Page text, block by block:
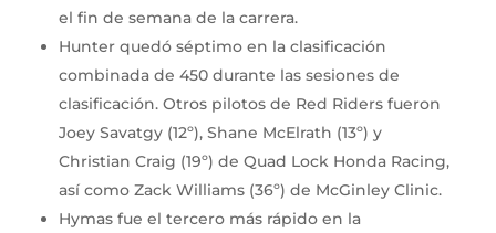
el fin de semana de la carrera.
Hunter quedó séptimo en la clasificación
combinada de 450 durante las sesiones de
clasificación. Otros pilotos de Red Riders fueron
Joey Savatgy (12º), Shane McElrath (13º) y
Christian Craig (19º) de Quad Lock Honda Racing,
así como Zack Williams (36º) de McGinley Clinic.
Hymas fue el tercero más rápido en la